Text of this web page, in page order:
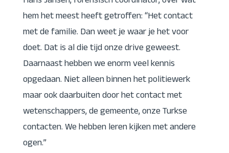
hem het meest heeft getroffen: “Het contact
met de familie. Dan weet je waar je het voor
doet. Dat is al die tijd onze drive geweest.
Daarnaast hebben we enorm veel kennis
opgedaan. Niet alleen binnen het politiewerk
maar ook daarbuiten door het contact met
wetenschappers, de gemeente, onze Turkse
contacten. We hebben leren kijken met andere
ogen.”